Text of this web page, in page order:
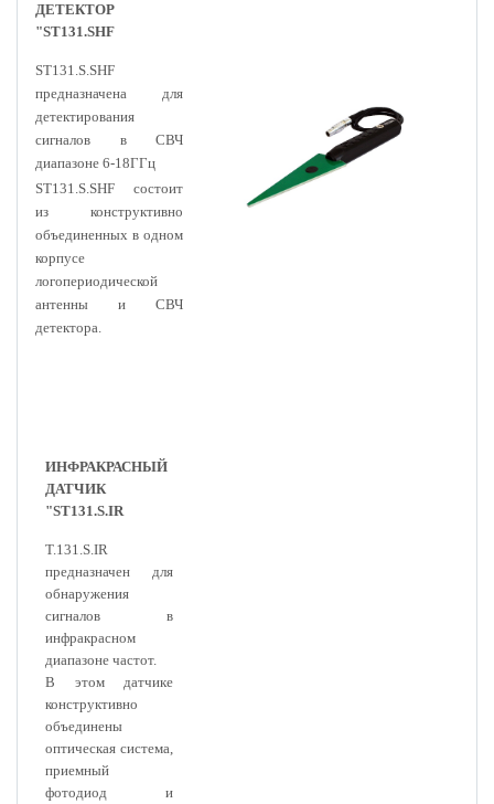
ДЕТЕКТОР
"ST131.SHF
ST131.S.SHF
предназначена для
детектирования
сигналов в СВЧ
диапазоне 6-18ГГц
ST131.S.SHF состоит
из конструктивно
объединенных в одном
корпусе
логопериодической
антенны и СВЧ
детектора.
ИНФРАКРАСНЫЙ
ДАТЧИК
"ST131.S.IR
T.131.S.IR
предназначен для
обнаружения
сигналов в
инфракрасном
диапазоне частот.
В этом датчике
конструктивно
объединены
оптическая система,
приемный
фотодиод и